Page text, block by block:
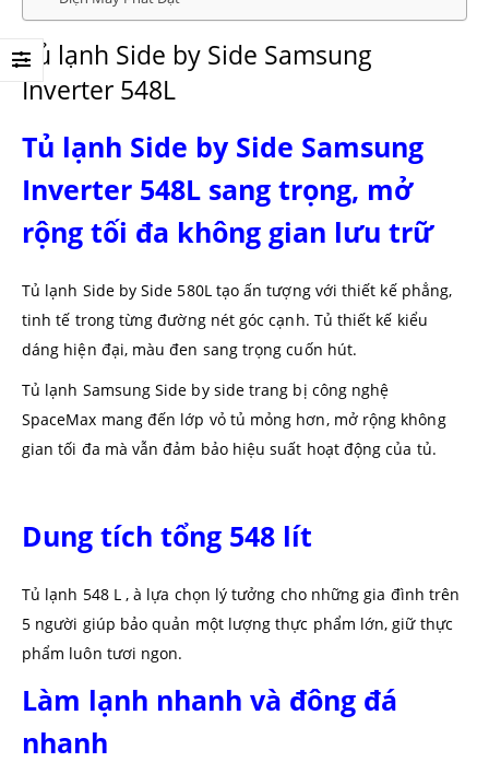
Tủ lạnh Side by Side Samsung
Inverter 548L
Tủ lạnh Side by Side Samsung
Inverter 548L sang trọng, mở
rộng tối đa không gian lưu trữ
Tủ lạnh Side by Side 580L tạo ấn tượng với thiết kế phẳng,
tinh tế trong từng đường nét góc cạnh. Tủ thiết kế kiểu
dáng hiện đại, màu đen sang trọng cuốn hút.
Tủ lạnh Samsung Side by side trang bị công nghệ
SpaceMax mang đến lớp vỏ tủ mỏng hơn, mở rộng không
gian tối đa mà vẫn đảm bảo hiệu suất hoạt động của tủ.
Dung tích tổng 548 lít
Tủ lạnh 548 L , à lựa chọn lý tưởng cho những gia đình trên
5 người giúp bảo quản một lượng thực phẩm lớn, giữ thực
phẩm luôn tươi ngon.
Làm lạnh nhanh và đông đá
nhanh